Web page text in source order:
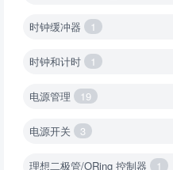
时钟缓冲器 1
时钟和计时 1
电源管理 19
电源开关 3
理想二极管/ORing 控制器 1